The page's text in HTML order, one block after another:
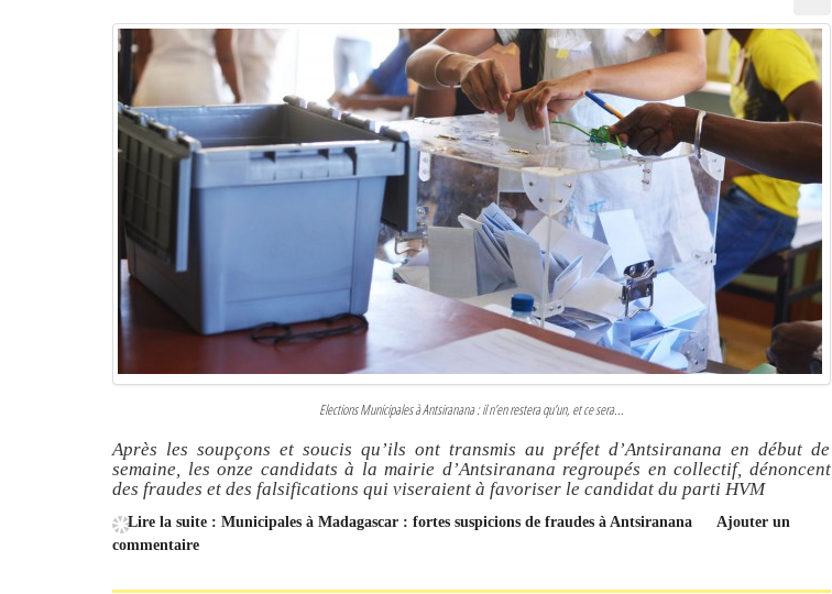
Elections Municipales à Antsiranana : il n’en restera qu’un, et ce sera...
Après les soupçons et soucis qu’ils ont transmis au préfet d’Antsiranana en début de
semaine, les onze candidats à la mairie d’Antsiranana regroupés en collectif, dénoncent
des fraudes et des falsifications qui viseraient à favoriser le candidat du parti HVM
Lire la suite : Municipales à Madagascar : fortes suspicions de fraudes à Antsiranana
Ajouter un
commentaire